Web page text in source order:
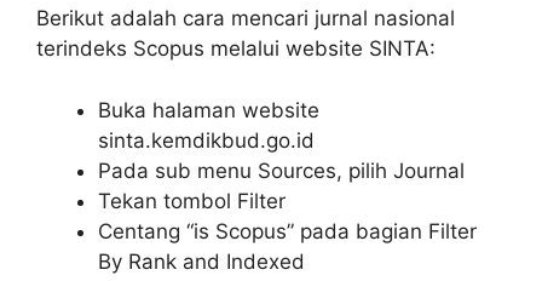
Berikut adalah cara mencari jurnal nasional
terindeks Scopus melalui website SINTA:
Buka halaman website
sinta.kemdikbud.go.id
Pada sub menu Sources, pilih Journal
Tekan tombol Filter
Centang “is Scopus” pada bagian Filter
By Rank and Indexed